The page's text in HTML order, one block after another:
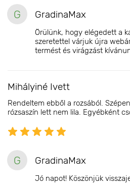
G GradinaMax
Örülünk, hogy elégedett a
szeretettel várjuk újra
termést és virágzást
Mihályiné Ivett
Rendeltem ebből a rozsából.
rózsaszín lett nem lila. Egyébként
G GradinaMax
Jó napot! Köszönjük